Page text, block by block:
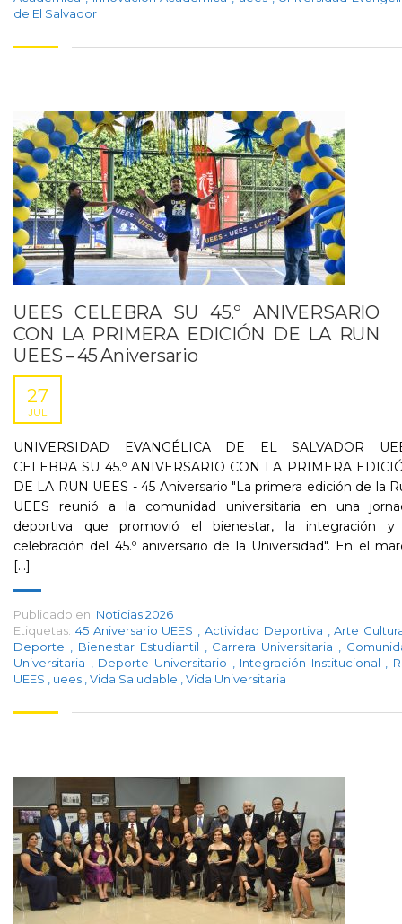
de El Salvador
UEES CELEBRA SU 45.º ANIVERSARIO
CON LA PRIMERA EDICIÓN DE LA RUN
UEES – 45 Aniversario
27
JUL
UNIVERSIDAD EVANGÉLICA DE EL SALVADOR
CELEBRA SU 45.º ANIVERSARIO CON LA PRIMERA
DE LA RUN UEES - 45 Aniversario "La primera edición de la
UEES reunió a la comunidad universitaria en una
deportiva que promovió el bienestar, la integración y
celebración del 45.º aniversario de la Universidad". En el
[...]
Publicado en: Noticias 2026
Etiquetas: 45 Aniversario UEES Actividad Deportiva
Arte
Deporte
Bienestar Estudiantil Carrera Universitaria
Universitaria
Deporte Universitario Integración Institucional
UEES
uees Vida Saludable Vida Universitaria